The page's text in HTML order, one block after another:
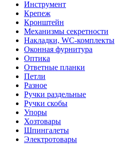
Инструмент
Крепеж
Кронштейн
Механизмы секретности
Накладки, WC-комплекты
Оконная фурнитура
Оптика
Ответные планки
Петли
Разное
Ручки раздельные
Ручки скобы
Упоры
Хозтовары
Шпингалеты
Электротовары